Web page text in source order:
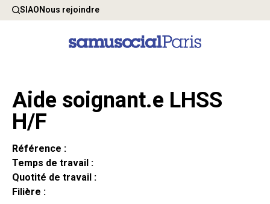
SIAONous rejoindre
Aide soignant.e LHSS
H/F
Référence :
Temps de travail :
Quotité de travail :
Filière :